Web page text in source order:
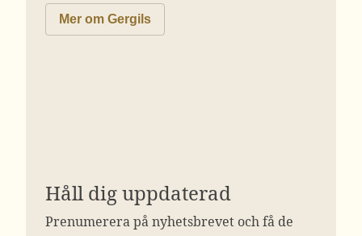
Mer om Gergils
Håll dig uppdaterad
Prenumerera på nyhetsbrevet och få de